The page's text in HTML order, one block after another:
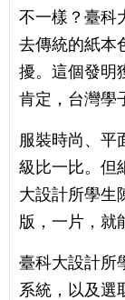
不一樣？臺科
去傳統的紙本
擾。這個發明
肯定，台灣學
服裝時尚、平
級比一比。但
大設計所學生
版，一片，就
臺科大設計所
系統，以及選